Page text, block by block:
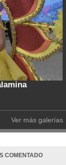
Ver más galerías
COMENTADO